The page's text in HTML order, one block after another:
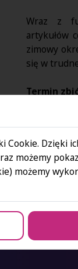
Wraz z
artykułów
zimowy
się w
Termin
Na
można
solidarności.
Cookie. Dzięki
możemy
możemy